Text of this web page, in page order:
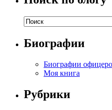
Биографии
Биографии
Моя книга
Рубрики